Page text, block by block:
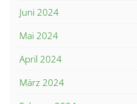
Juni 2024
Mai 2024
April 2024
März 2024